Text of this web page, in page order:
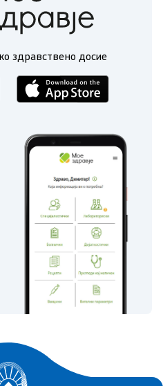
здравствено досие